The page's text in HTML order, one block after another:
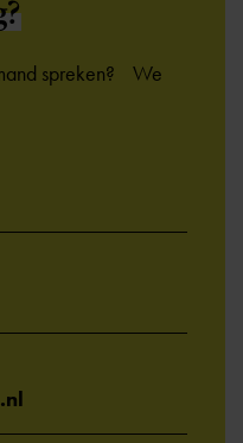
spreken? We